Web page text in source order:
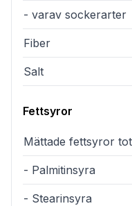
- varav sockerarter
Fiber
Salt
Fettsyror
Mättade fettsyror
- Palmitinsyra
- Stearinsyra